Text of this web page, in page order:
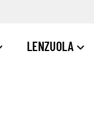
LENZUOLA